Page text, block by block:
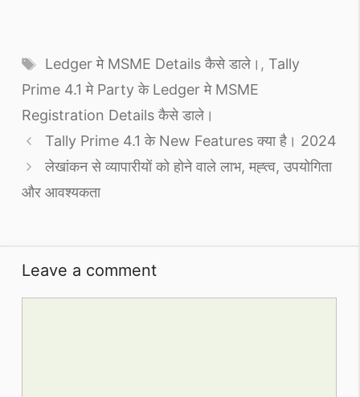
Tags
Ledger मे MSME Details कैसे डाले। , Tally
Prime 4.1 मे Party के Ledger मे MSME
Registration Details कैसे डाले।
Tally Prime 4.1 के New Features क्या है। 2024
लेखांकन से व्यापारीयों को होने वाले लाभ, मह्त्व, उपयोगिता
और आवश्यकता
Leave a comment